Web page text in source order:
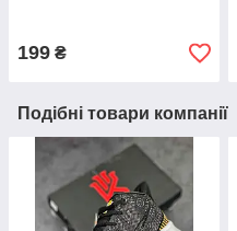
199 ₴
Подібні товари компанії